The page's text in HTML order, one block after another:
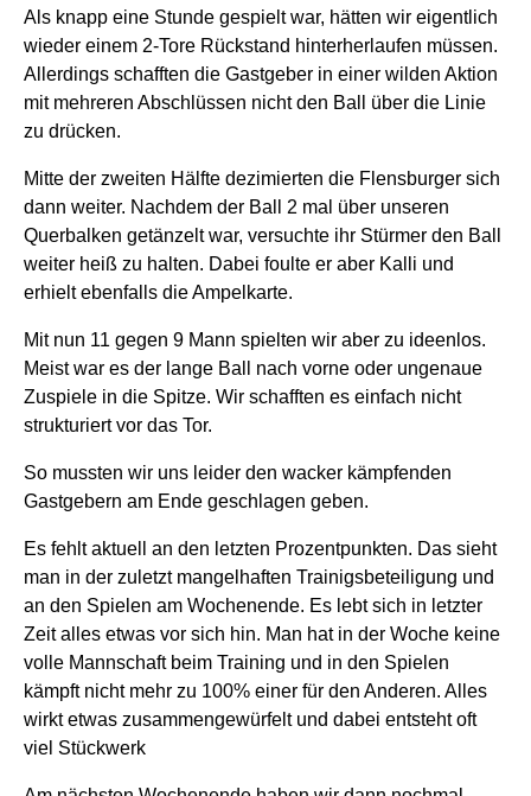
Als knapp eine Stunde gespielt war, hätten wir eigentlich
wieder einem 2-Tore Rückstand hinterherlaufen müssen.
Allerdings schafften die Gastgeber in einer wilden Aktion
mit mehreren Abschlüssen nicht den Ball über die Linie
zu drücken.
Mitte der zweiten Hälfte dezimierten die Flensburger sich
dann weiter. Nachdem der Ball 2 mal über unseren
Querbalken getänzelt war, versuchte ihr Stürmer den Ball
weiter heiß zu halten. Dabei foulte er aber Kalli und
erhielt ebenfalls die Ampelkarte.
Mit nun 11 gegen 9 Mann spielten wir aber zu ideenlos.
Meist war es der lange Ball nach vorne oder ungenaue
Zuspiele in die Spitze. Wir schafften es einfach nicht
strukturiert vor das Tor.
So mussten wir uns leider den wacker kämpfenden
Gastgebern am Ende geschlagen geben.
Es fehlt aktuell an den letzten Prozentpunkten. Das sieht
man in der zuletzt mangelhaften Trainigsbeteiligung und
an den Spielen am Wochenende. Es lebt sich in letzter
Zeit alles etwas vor sich hin. Man hat in der Woche keine
volle Mannschaft beim Training und in den Spielen
kämpft nicht mehr zu 100% einer für den Anderen. Alles
wirkt etwas zusammengewürfelt und dabei entsteht oft
viel Stückwerk